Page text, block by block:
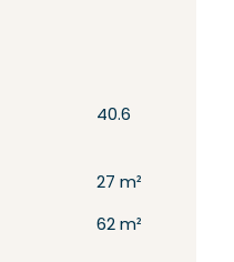
40.6
27 m²
62 m²